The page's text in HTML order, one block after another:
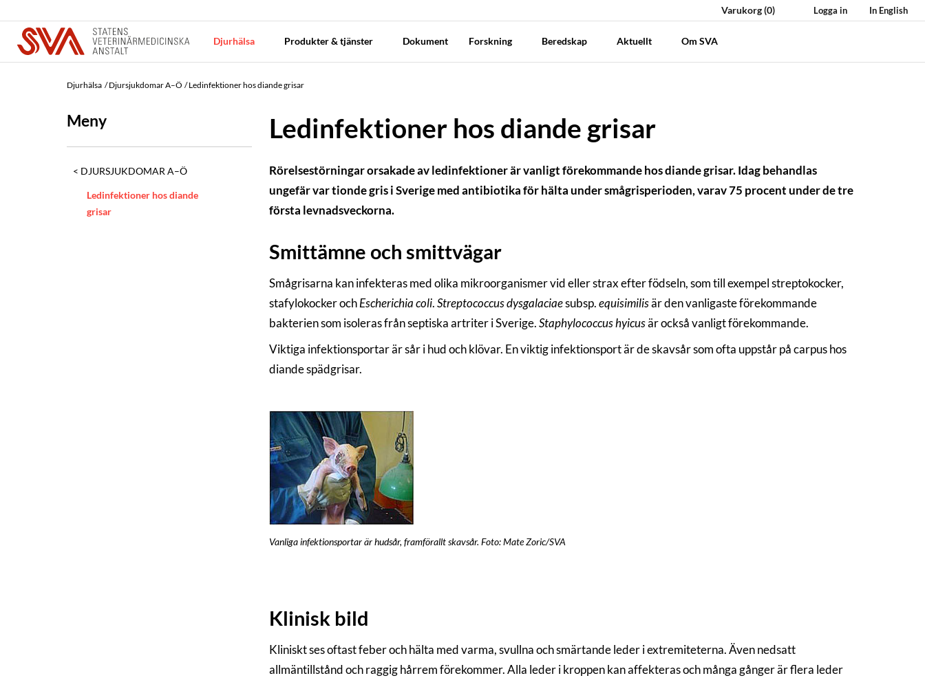
Varukorg(0) Logga in In English
Djurhälsa Produkter & tjänster Dokument Forskning Beredskap Aktuellt Om SVA
Djurhälsa Djursjukdomar A–Ö Ledinfektioner hos diande grisar
Meny
DJURSJUKDOMAR A–Ö
Ledinfektioner hos diande
grisar
Ledinfektioner hos diande grisar
Rörelsestörningar orsakade av ledinfektioner är vanligt förekommande hos diande grisar. Idag behandlas
ungefär var tionde gris i Sverige med antibiotika för hälta under smågrisperioden, varav 75 procent under de tre
första levnadsveckorna.
Smittämne och smittvägar
Smågrisarna kan infekteras med olika mikroorganismer vid eller strax efter födseln, som till exempel streptokocker,
stafylokocker ochEscherichia coli.Streptococcus dysgalaciaesubsp.equisimilisär den vanligaste förekommande
bakterien som isoleras från septiska artriter i Sverige.Staphylococcus hyicusär också vanligt förekommande.
Viktiga infektionsportar är sår i hud och klövar. En viktig infektionsport är de skavsår som ofta uppstår på carpus hos
diande spädgrisar.
Vanliga infektionsportar är hudsår, framförallt skavsår. Foto: Mate Zoric/SVA
Klinisk bild
Kliniskt ses oftast feber och hälta med varma, svullna och smärtande leder i extremiteterna. Även nedsatt
allmäntillstånd och raggig hårrem förekommer. Alla leder i kroppen kan affekteras och många gånger är flera leder